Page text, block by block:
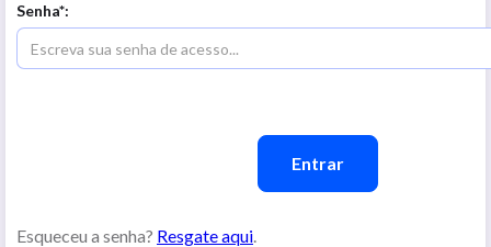
Senha*:
Esqueceu a senha? Resgate aqui.